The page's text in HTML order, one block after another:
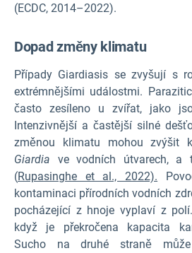
(ECDC, 2014–2022).
Dopad změny klimatu
Případy Giardiasis se zvyšují s
extrémnějšími událostmi.
často zesíleno u zvířat, jako
Intenzivnější a častější silné
změnou klimatu mohou zvýšit
Giardia ve vodních útvarech, a
(Rupasinghe et al., 2022).
kontaminaci přírodních vodních
pocházející z hnoje vyplaví z
když je překročena kapacita
Sucho na druhé straně